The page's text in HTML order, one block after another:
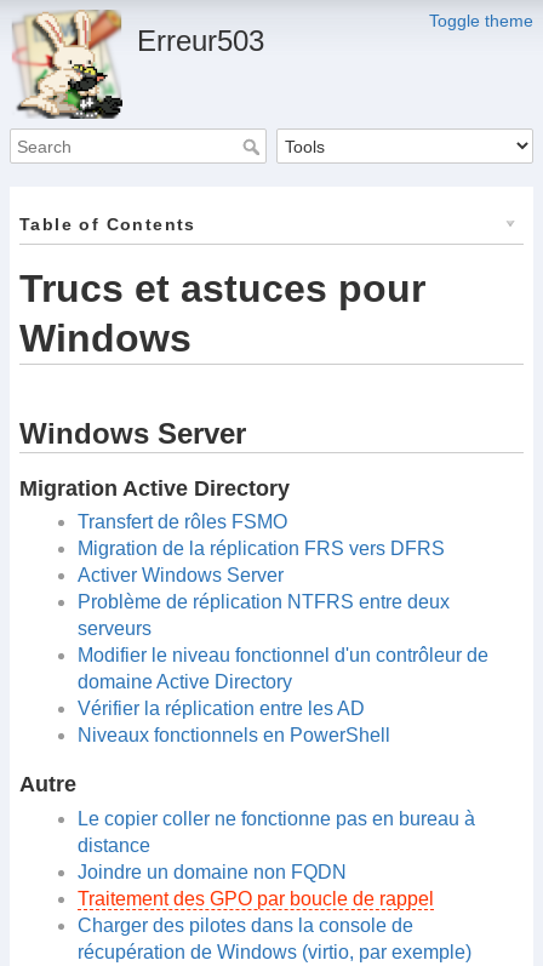
Toggle theme
Erreur503
Table of Contents
Trucs et astuces pour
Windows
Windows Server
Migration Active Directory
Transfert de rôles FSMO
Migration de la réplication FRS vers DFRS
Activer Windows Server
Problème de réplication NTFRS entre deux
serveurs
Modifier le niveau fonctionnel d'un contrôleur de
domaine Active Directory
Vérifier la réplication entre les AD
Niveaux fonctionnels en PowerShell
Autre
Le copier coller ne fonctionne pas en bureau à
distance
Joindre un domaine non FQDN
Traitement des GPO par boucle de rappel
Charger des pilotes dans la console de
récupération de Windows (virtio, par exemple)